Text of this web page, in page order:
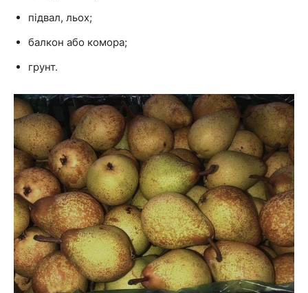
підвал, льох;
балкон або комора;
грунт.